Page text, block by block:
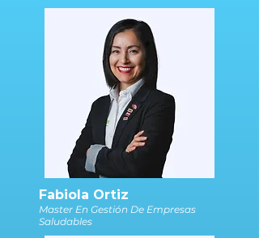
Fabiola Ortiz
Master En Gestión De Empresas
Saludables